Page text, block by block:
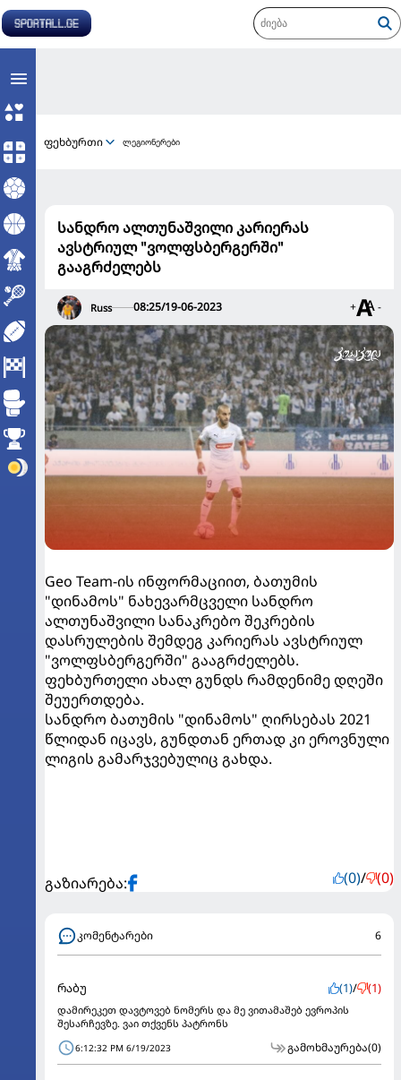
ფეხბურთი ლეგიონერები
სანდრო ალთუნაშვილი კარიერას
ავსტრიულ "ვოლფსბერგერში"
გააგრძელებს
Russ 08:25/19-06-2023 + -
Geo Team-ის ინფორმაციით, ბათუმის
"დინამოს" ნახევარმცველი სანდრო
ალთუნაშვილი სანაკრებო შეკრების
დასრულების შემდეგ კარიერას ავსტრიულ
"ვოლფსბერგერში" გააგრძელებს.
ფეხბურთელი ახალ გუნდს რამდენიმე დღეში
შეუერთდება.
სანდრო ბათუმის "დინამოს" ღირსებას 2021
წლიდან იცავს, გუნდთან ერთად კი ეროვნული
ლიგის გამარჯვებულიც გახდა.
გაზიარება: (0)/ (0)
კომენტარები 6
რაბუ (1)/ (1)
დამირეკეთ დავტოვებ ნომერს და მე ვითამაშებ ევროპის
შესარჩევზე. ვაი თქვენს პატრონს
6:12:32 PM 6/19/2023 გამოხმაურება(0)